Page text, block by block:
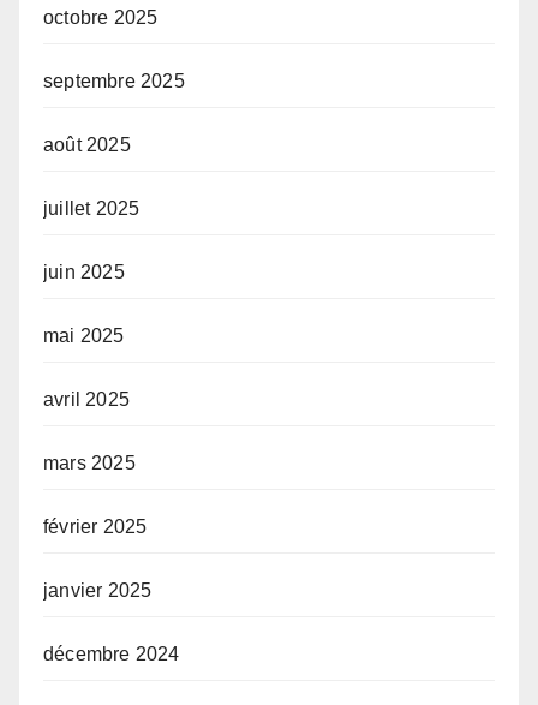
octobre 2025
septembre 2025
août 2025
juillet 2025
juin 2025
mai 2025
avril 2025
mars 2025
février 2025
janvier 2025
décembre 2024